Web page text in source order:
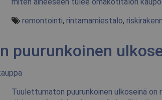
miten aiheeseen tulee omakotitalon
remontointi, rintamamiestalo,
puurunkoinen
Tuulettumaton puurunkoinen ulkoseinä